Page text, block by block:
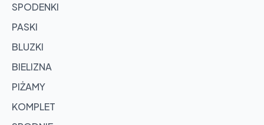
SPODENKI
PASKI
BLUZKI
BIELIZNA
PIŻAMY
KOMPLET